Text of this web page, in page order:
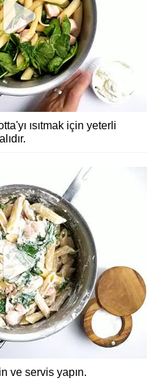
ısıtmak için yeterli
ve servis yapın.